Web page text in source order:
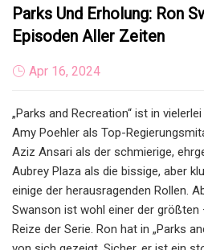
Parks Und Erholung: Ron
Episoden Aller Zeiten
Apr 16, 2024
„Parks and Recreation“ ist in
Amy Poehler als Top-
Aziz Ansari als der schmierige,
Aubrey Plaza als die bissige, aber
einige der herausragenden Rollen.
Swanson ist wohl einer der
Reize der Serie. Ron hat in „Parks